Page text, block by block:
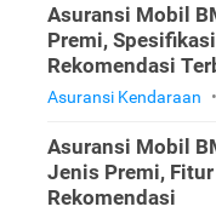
Asuransi Mobil
Premi,
Rekomendasi
Asuransi Kendaraan •
Asuransi Mobil
Jenis Premi,
Rekomendasi